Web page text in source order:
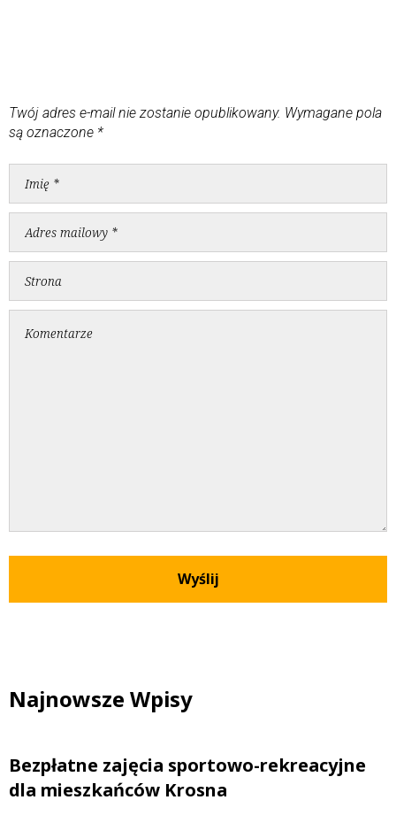
Twój adres e-mail nie zostanie opublikowany. Wymagane pola
są oznaczone *
Najnowsze Wpisy
Bezpłatne zajęcia sportowo-rekreacyjne
dla mieszkańców Krosna